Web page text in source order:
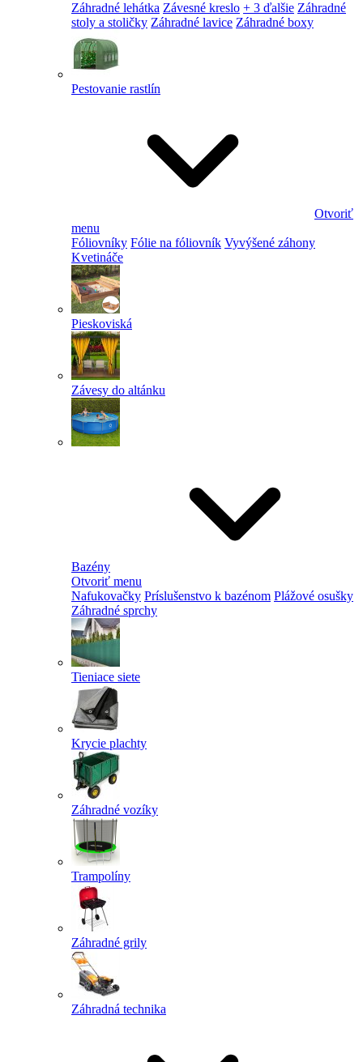
Záhradné lehátka Závesné kreslo + 3 ďalšie Záhradné
stoly a stoličky Záhradné lavice Záhradné boxy
Pestovanie rastlín
Otvoriť
menu
Fóliovníky Fólie na fóliovník Vyvýšené záhony
Kvetináče
Pieskoviská
Závesy do altánku
Bazény
Otvoriť menu
Nafukovačky Príslušenstvo k bazénom Plážové osušky
Záhradné sprchy
Tieniace siete
Krycie plachty
Záhradné vozíky
Trampolíny
Záhradné grily
Záhradná technika